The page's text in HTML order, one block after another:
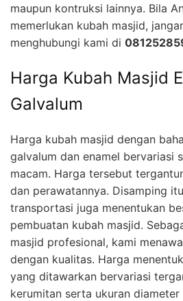
maupun kontruksi lainnya. Bila
memerlukan kubah masjid,
menghubungi kami di
Harga Kubah Masjid
Galvalum
Harga kubah masjid dengan
galvalum dan enamel bervariasi
macam. Harga tersebut
dan perawatannya. Disamping
transportasi juga menentukan
pembuatan kubah masjid.
masjid profesional, kami
dengan kualitas. Harga
yang ditawarkan bervariasi
kerumitan serta ukuran diameter